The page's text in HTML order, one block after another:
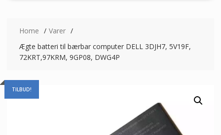
Home
Varer
Ægte batteri til bærbar computer DELL 3DJH7, 5V19F,
72KRT,97KRM, 9GP08, DWG4P
TILBUD!